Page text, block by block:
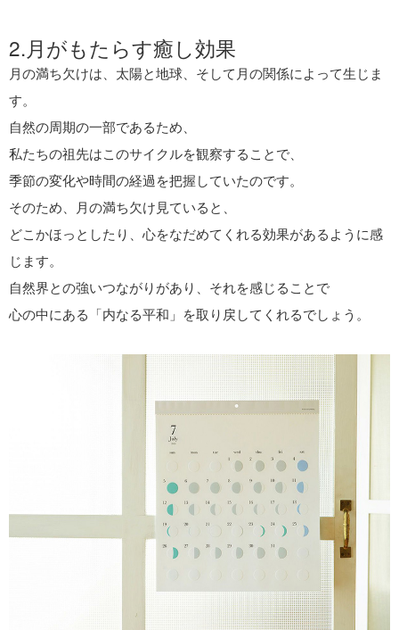
2.月がもたらす癒し効果
月の満ち欠けは、太陽と地球、そして月の関係によって生じま
す。
自然の周期の一部であるため、
私たちの祖先はこのサイクルを観察することで、
季節の変化や時間の経過を把握していたのです。
そのため、月の満ち欠け見ていると、
どこかほっとしたり、心をなだめてくれる効果があるように感
じます。
自然界との強いつながりがあり、それを感じることで
心の中にある「内なる平和」を取り戻してくれるでしょう。